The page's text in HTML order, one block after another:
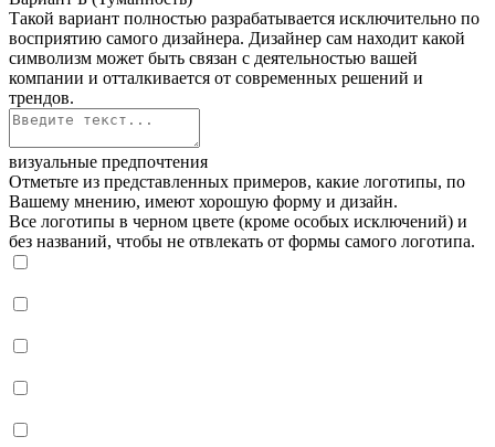
Такой вариант полностью разрабатывается исключительно по
восприятию самого дизайнера. Дизайнер сам находит какой
символизм может быть связан с деятельностью вашей
компании и отталкивается от современных решений и
трендов.
визуальные предпочтения
Отметьте из представленных примеров, какие логотипы, по
Вашему мнению, имеют хорошую форму и дизайн.
Все логотипы в черном цвете (кроме особых исключений) и
без названий, чтобы не отвлекать от формы самого логотипа.